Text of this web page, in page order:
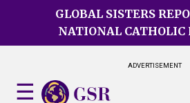
GLOBAL SISTERS
NATIONAL CATHOLIC
ADVERTISEMENT